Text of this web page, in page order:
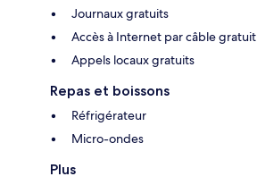
Journaux gratuits
Accès à Internet par câble gratuit
Appels locaux gratuits
Repas et boissons
Réfrigérateur
Micro-ondes
Plus